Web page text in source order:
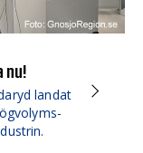
nu!
landat